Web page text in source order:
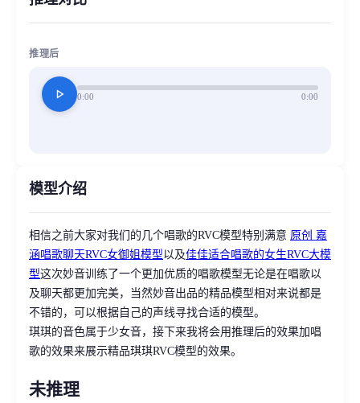
推理后
play_arrow 0:00 0:00
模型介绍
相信之前大家对我们的几个唱歌的RVC模型特别满意 原创 嘉
涵唱歌聊天RVC女御姐模型以及佳佳适合唱歌的女生RVC大模
型这次妙音训练了一个更加优质的唱歌模型无论是在唱歌以
及聊天都更加完美，当然妙音出品的精品模型相对来说都是
不错的，可以根据自己的声线寻找合适的模型。
琪琪的音色属于少女音，接下来我将会用推理后的效果加唱
歌的效果来展示精品琪琪RVC模型的效果。
未推理